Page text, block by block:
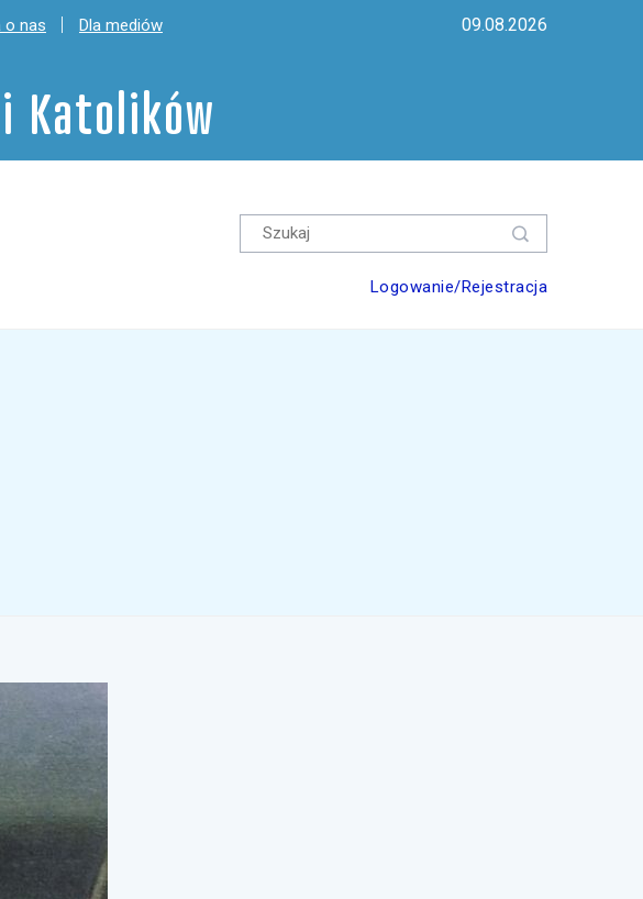
o nas Dla mediów 09.08.2026
i Katolików
Logowanie/Rejestracja